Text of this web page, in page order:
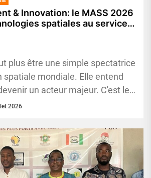
& Innovation: le MASS 2026
spatiales au service
africaines
plus être une simple spectatrice
spatiale mondiale. Elle entend
un acteur majeur. C'est le
2026